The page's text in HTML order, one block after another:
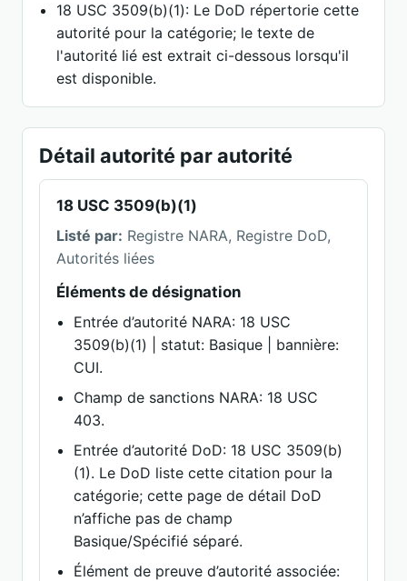
18 USC 3509(b)(1): Le DoD répertorie cette
autorité pour la catégorie; le texte de
l'autorité lié est extrait ci-dessous lorsqu'il
est disponible.
Détail autorité par autorité
18 USC 3509(b)(1)
Listé par: Registre NARA, Registre DoD,
Autorités liées
Éléments de désignation
Entrée d’autorité NARA: 18 USC
3509(b)(1) | statut: Basique | bannière:
CUI.
Champ de sanctions NARA: 18 USC
403.
Entrée d’autorité DoD: 18 USC 3509(b)
(1). Le DoD liste cette citation pour la
catégorie; cette page de détail DoD
n’affiche pas de champ
Basique/Spécifié séparé.
Élément de preuve d’autorité associée: